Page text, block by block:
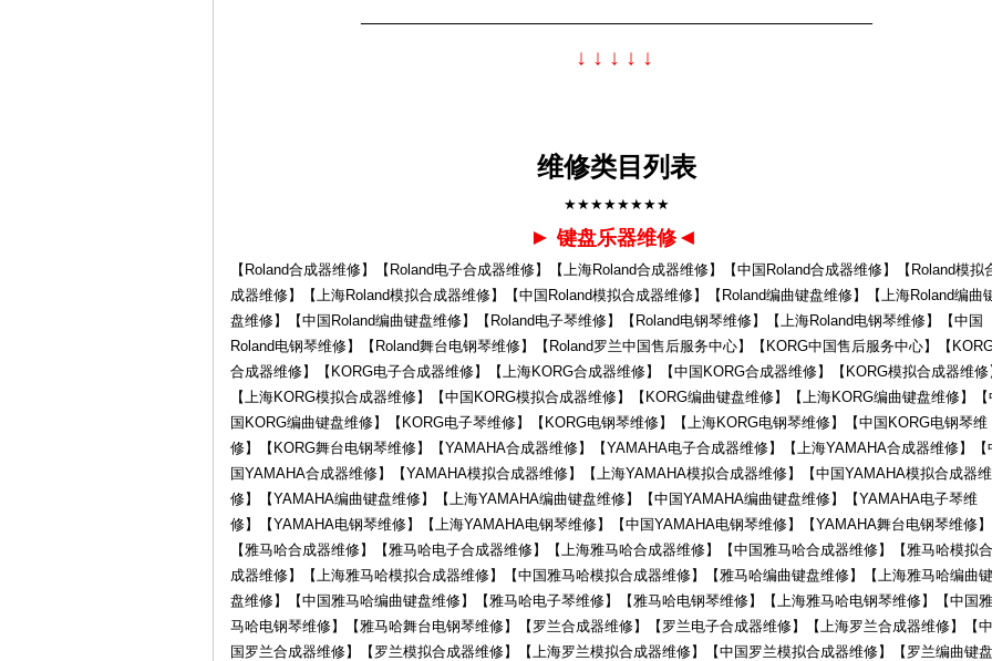
—————————————————————————————————
↓ ↓ ↓ ↓ ↓
维修类目列表
★★★★★★★★
►键盘乐器维修 ◄
【Roland合成器维修】【Roland电子合成器维修】【上海Roland合成器维修】【中国Roland合成器维修】【Roland模拟
成器维修】【上海Roland模拟合成器维修】【中国Roland模拟合成器维修】【Roland编曲键盘维修】【上海Roland编曲
盘维修】【中国Roland编曲键盘维修】【Roland电子琴维修】【Roland电钢琴维修】【上海Roland电钢琴维修】【中国
Roland电钢琴维修】【Roland舞台电钢琴维修】【Roland罗兰中国售后服务中心】【KORG中国售后服务中心】【
合成器维修】【KORG电子合成器维修】【上海KORG合成器维修】【中国KORG合成器维修】【KORG模拟合成器维修
【上海KORG模拟合成器维修】【中国KORG模拟合成器维修】【KORG编曲键盘维修】【上海KORG编曲键盘维修】【
国KORG编曲键盘维修】【KORG电子琴维修】【KORG电钢琴维修】【上海KORG电钢琴维修】【中国KORG电钢琴维
修】【KORG舞台电钢琴维修】【YAMAHA合成器维修】【YAMAHA电子合成器维修】【上海YAMAHA合成器维修】【
国YAMAHA合成器维修】【YAMAHA模拟合成器维修】【上海YAMAHA模拟合成器维修】【中国YAMAHA模拟合成器维
修】【YAMAHA编曲键盘维修】【上海YAMAHA编曲键盘维修】【中国YAMAHA编曲键盘维修】【YAMAHA电子琴维
修】【YAMAHA电钢琴维修】【上海YAMAHA电钢琴维修】【中国YAMAHA电钢琴维修】【YAMAHA舞台电钢琴维修】
【雅马哈合成器维修】【雅马哈电子合成器维修】【上海雅马哈合成器维修】【中国雅马哈合成器维修】【雅马哈模拟合
成器维修】【上海雅马哈模拟合成器维修】【中国雅马哈模拟合成器维修】【雅马哈编曲键盘维修】【上海雅马哈编曲键
盘维修】【中国雅马哈编曲键盘维修】【雅马哈电子琴维修】【雅马哈电钢琴维修】【上海雅马哈电钢琴维修】【中国雅
马哈电钢琴维修】【雅马哈舞台电钢琴维修】【罗兰合成器维修】【罗兰电子合成器维修】【上海罗兰合成器维修】【中
国罗兰合成器维修】【罗兰模拟合成器维修】【上海罗兰模拟合成器维修】【中国罗兰模拟合成器维修】【罗兰编曲键盘